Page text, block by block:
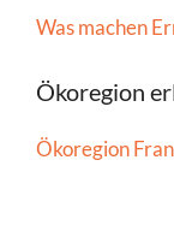
Was machen
Ökoregion
Ökoregion